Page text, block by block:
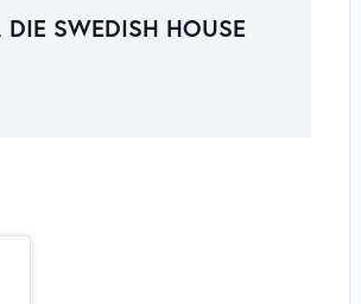
DIE SWEDISH HOUSE